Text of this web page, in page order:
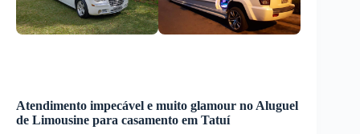
Atendimento impecável e muito glamour no Aluguel
de Limousine para casamento em Tatuí